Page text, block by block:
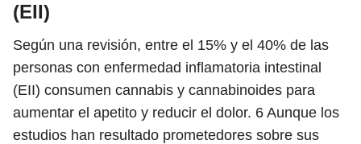
(EII)
Según una revisión, entre el 15% y el 40% de las
personas con enfermedad inflamatoria intestinal
(EII) consumen cannabis y cannabinoides para
aumentar el apetito y reducir el dolor. 6 Aunque los
estudios han resultado prometedores sobre sus